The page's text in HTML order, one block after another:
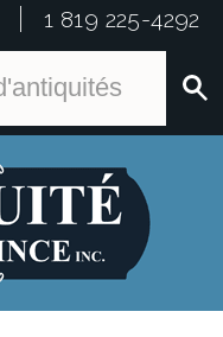
1 819 225-4292